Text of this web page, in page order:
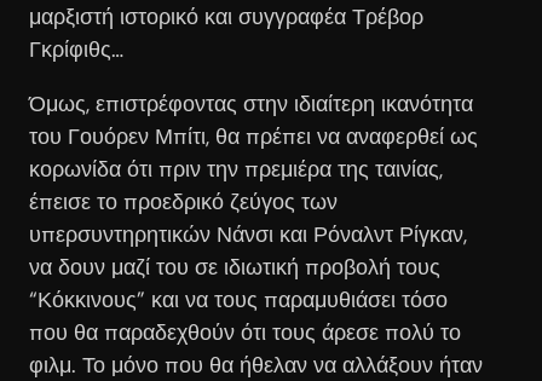
μαρξιστή ιστορικό και συγγραφέα Τρέβορ
Γκρίφιθς…
Όμως, επιστρέφοντας στην ιδιαίτερη ικανότητα
του Γουόρεν Μπίτι, θα πρέπει να αναφερθεί ως
κορωνίδα ότι πριν την πρεμιέρα της ταινίας,
έπεισε το προεδρικό ζεύγος των
υπερσυντηρητικών Νάνσι και Ρόναλντ Ρίγκαν,
να δουν μαζί του σε ιδιωτική προβολή τους
“Κόκκινους” και να τους παραμυθιάσει τόσο
που θα παραδεχθούν ότι τους άρεσε πολύ το
φιλμ. Το μόνο που θα ήθελαν να αλλάξουν ήταν